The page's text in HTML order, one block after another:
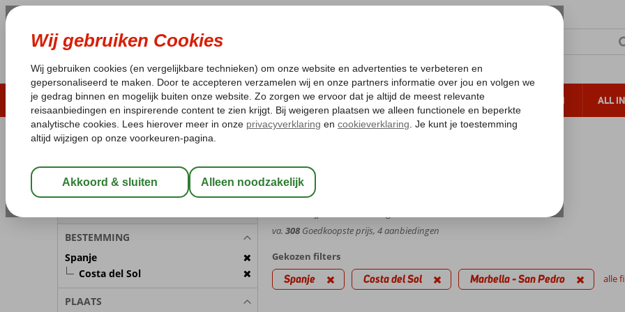
ZOMER 2026 LAST MINUTES WINTERZON ZONVAKANTIES VERRE REIZEN ALL
Laagsteprijsgarantie* Geen fueltoeslag Gratis annuleren*
REISGEZELSCHAP
Kamer 1: 2 Personen
BESTEMMING
Spanje
Costa del Sol
PLAATS
Home
Spanje Costa del Sol
Marbella - San Pedro
va. 308Goedkoopste prijs, 4 aanbiedingen
Gekozen filters
Spanje Costa del Sol Marbella - San Pedro alle